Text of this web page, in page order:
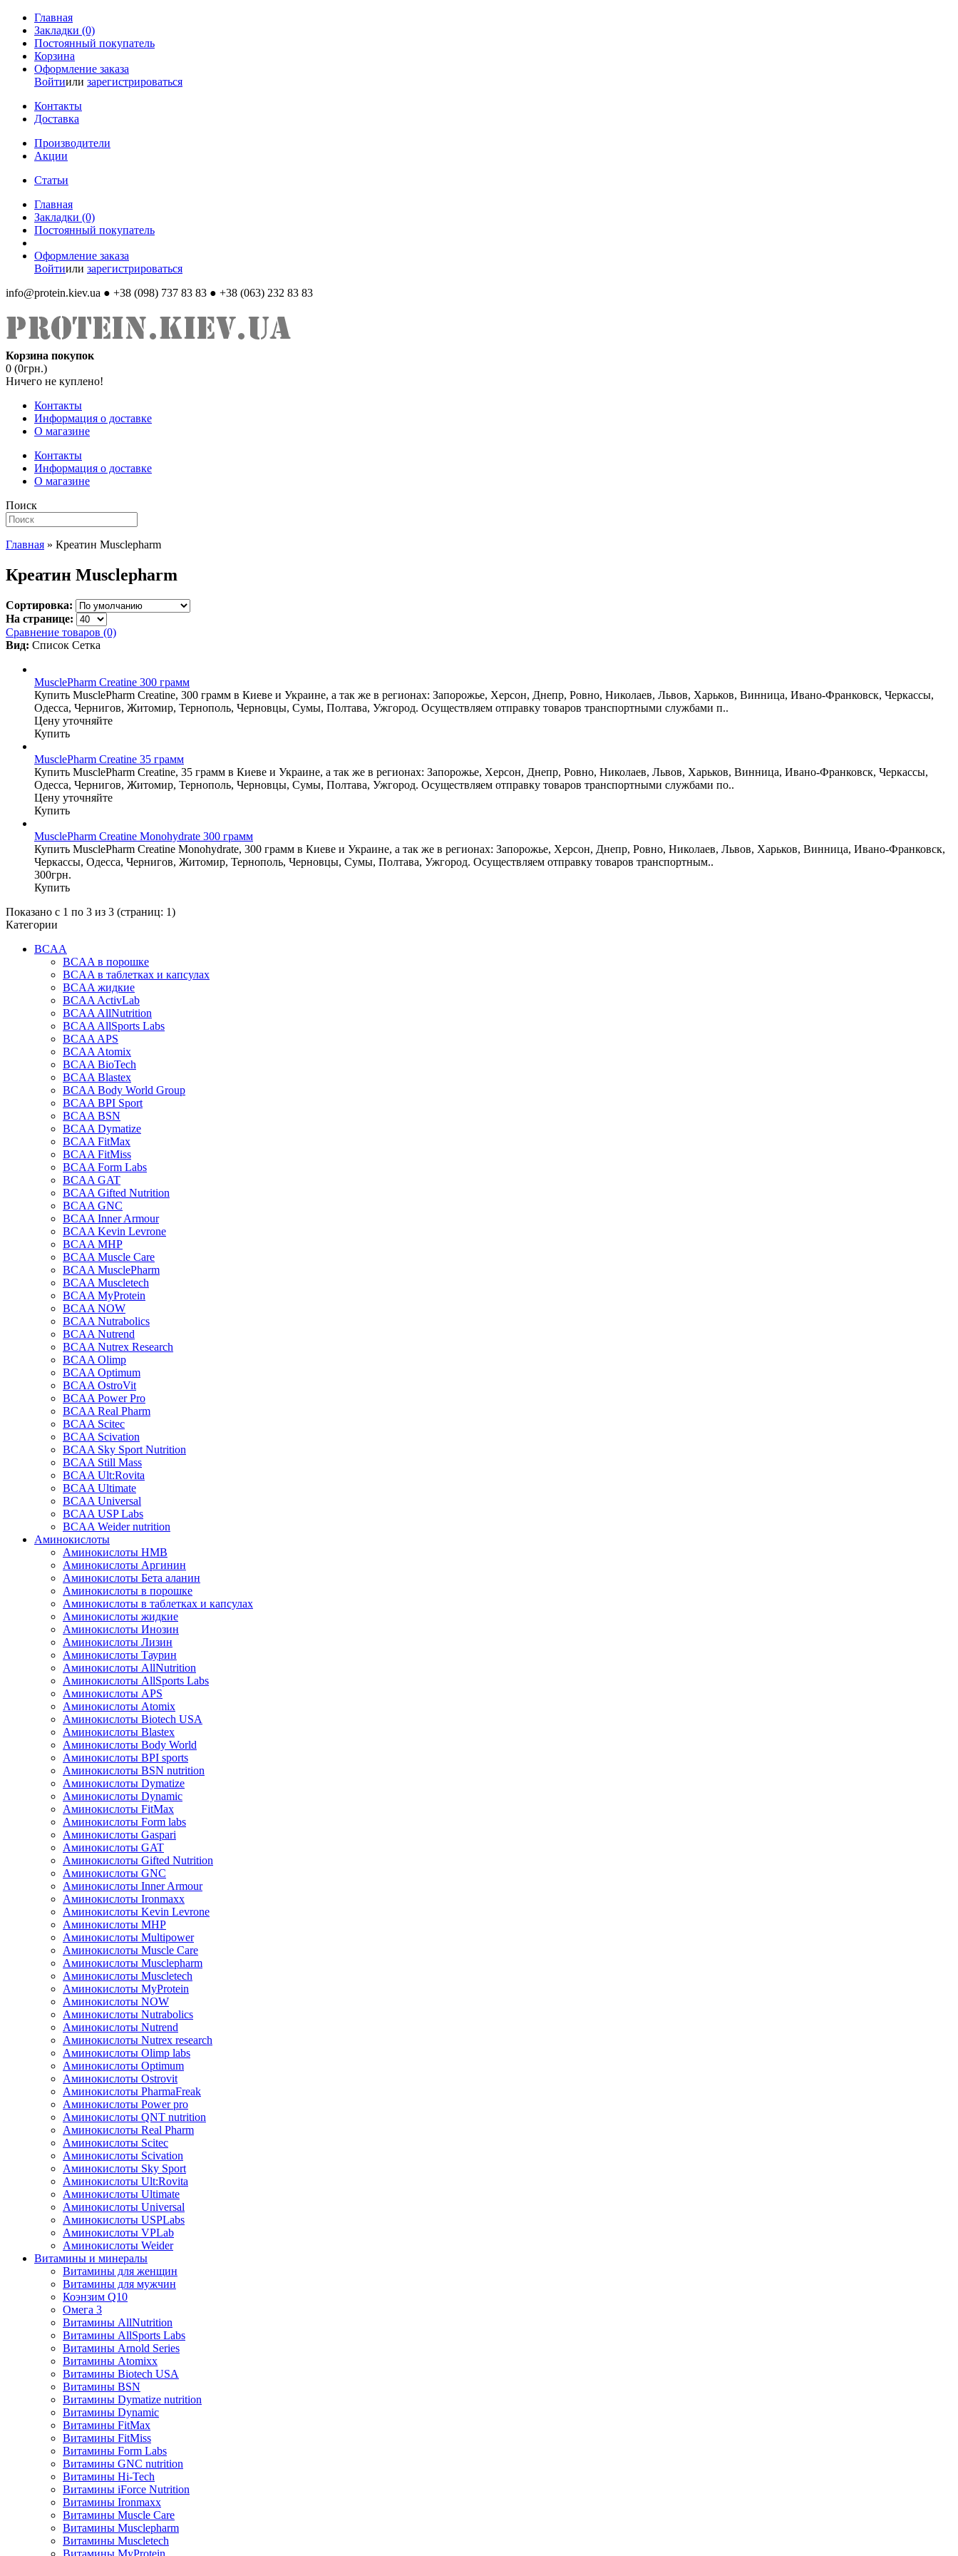
Главная
Закладки (0)
Постоянный покупатель
Корзина
Оформление заказа
Войтиили зарегистрироваться
Контакты
Доставка
Производители
Акции
Статьи
Главная
Закладки (0)
Постоянный покупатель
Оформление заказа
Войтиили зарегистрироваться
info@protein.kiev.ua ● +38 (098) 737 83 83 ● +38 (063) 232 83 83
Корзина покупок
0 (0грн.)
Ничего не куплено!
Контакты
Информация о доставке
О магазине
Контакты
Информация о доставке
О магазине
Поиск
Главная » Креатин Musclepharm
Креатин Musclepharm
Сортировка:
На странице:
Сравнение товаров (0)
Вид: Список Сетка
MusclePharm Creatine 300 грамм
Купить MusclePharm Creatine, 300 грамм в Киеве и Украине, а так же в регионах: Запорожье, Херсон, Днепр, Ровно, Николаев, Львов, Харьков, Винница, Ивано-Франковск, Черкассы,
Одесса, Чернигов, Житомир, Тернополь, Черновцы, Сумы, Полтава, Ужгород. Осуществляем отправку товаров транспортными службами п..
Цену уточняйте
Купить
MusclePharm Creatine 35 грамм
Купить MusclePharm Creatine, 35 грамм в Киеве и Украине, а так же в регионах: Запорожье, Херсон, Днепр, Ровно, Николаев, Львов, Харьков, Винница, Ивано-Франковск, Черкассы,
Одесса, Чернигов, Житомир, Тернополь, Черновцы, Сумы, Полтава, Ужгород. Осуществляем отправку товаров транспортными службами по..
Цену уточняйте
Купить
MusclePharm Creatine Monohydrate 300 грамм
Купить MusclePharm Creatine Monohydrate, 300 грамм в Киеве и Украине, а так же в регионах: Запорожье, Херсон, Днепр, Ровно, Николаев, Львов, Харьков, Винница, Ивано-Франковск,
Черкассы, Одесса, Чернигов, Житомир, Тернополь, Черновцы, Сумы, Полтава, Ужгород. Осуществляем отправку товаров транспортным..
300грн.
Купить
Показано с 1 по 3 из 3 (страниц: 1)
Категории
BCAA
BCAA в порошке
BCAA в таблетках и капсулах
BCAA жидкие
BCAA ActivLab
BCAA AllNutrition
BCAA AllSports Labs
BCAA APS
BCAA Atomix
BCAA BioTech
BCAA Blastex
BCAA Body World Group
BCAA BPI Sport
BCAA BSN
BCAA Dymatize
BCAA FitMax
BCAA FitMiss
BCAA Form Labs
BCAA GAT
BCAA Gifted Nutrition
BCAA GNC
BCAA Inner Armour
BCAA Kevin Levrone
BCAA MHP
BCAA Muscle Care
BCAA MusclePharm
BCAA Muscletech
BCAA MyProtein
BCAA NOW
BCAA Nutrabolics
BCAA Nutrend
BCAA Nutrex Research
BCAA Olimp
BCAA Optimum
BCAA OstroVit
BCAA Power Pro
BCAA Real Pharm
BCAA Scitec
BCAA Scivation
BCAA Sky Sport Nutrition
BCAA Still Mass
BCAA Ult:Rovita
BCAA Ultimate
BCAA Universal
BCAA USP Labs
BCAA Weider nutrition
Аминокислоты
Аминокислоты HMB
Аминокислоты Аргинин
Аминокислоты Бета аланин
Аминокислоты в порошке
Аминокислоты в таблетках и капсулах
Аминокислоты жидкие
Аминокислоты Инозин
Аминокислоты Лизин
Аминокислоты Таурин
Аминокислоты AllNutrition
Аминокислоты AllSports Labs
Аминокислоты APS
Аминокислоты Atomix
Аминокислоты Biotech USA
Аминокислоты Blastex
Аминокислоты Body World
Аминокислоты BPI sports
Аминокислоты BSN nutrition
Аминокислоты Dymatize
Аминокислоты Dynamic
Аминокислоты FitMax
Аминокислоты Form labs
Аминокислоты Gaspari
Аминокислоты GAT
Аминокислоты Gifted Nutrition
Аминокислоты GNC
Аминокислоты Inner Armour
Аминокислоты Ironmaxx
Аминокислоты Kevin Levrone
Аминокислоты MHP
Аминокислоты Multipower
Аминокислоты Muscle Care
Аминокислоты Musclepharm
Аминокислоты Muscletech
Аминокислоты MyProtein
Аминокислоты NOW
Аминокислоты Nutrabolics
Аминокислоты Nutrend
Аминокислоты Nutrex research
Аминокислоты Olimp labs
Аминокислоты Optimum
Аминокислоты Ostrovit
Аминокислоты PharmaFreak
Аминокислоты Power pro
Аминокислоты QNT nutrition
Аминокислоты Real Pharm
Аминокислоты Scitec
Аминокислоты Scivation
Аминокислоты Sky Sport
Аминокислоты Ult:Rovita
Аминокислоты Ultimate
Аминокислоты Universal
Аминокислоты USPLabs
Аминокислоты VPLab
Аминокислоты Weider
Витамины и минералы
Витамины для женщин
Витамины для мужчин
Коэнзим Q10
Омега 3
Витамины AllNutrition
Витамины AllSports Labs
Витамины Arnold Series
Витамины Atomixx
Витамины Biotech USA
Витамины BSN
Витамины Dymatize nutrition
Витамины Dynamic
Витамины FitMax
Витамины FitMiss
Витамины Form Labs
Витамины GNC nutrition
Витамины Hi-Tech
Витамины iForce Nutrition
Витамины Ironmaxx
Витамины Muscle Care
Витамины Musclepharm
Витамины Muscletech
Витамины MyProtein